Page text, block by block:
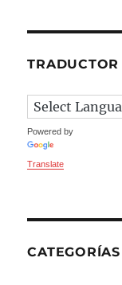
TRADUCTOR
Powered by
Translate
CATEGORÍAS